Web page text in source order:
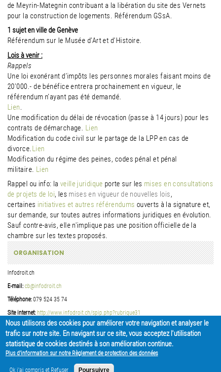
de Meyrin-Mategnin contribuant a la libération du site des Vernets
pour la construction de logements. Référendum GSsA.
1 sujet en ville de Genève
Référendum sur le Musée d’Art et d’Histoire.
Lois à venir :
Rappels
Une loi exonérant d’impôts les personnes morales faisant moins de
20’000.- de bénéfice entrera prochainement en vigueur, le
référendum n’ayant pas été demandé.
Lien.
Une modification du délai de révocation (passe à 14 jours) pour les
contrats de démarchage. Lien
Modification du code civil sur le partage de la LPP en cas de
divorce. Lien
Modification du régime des peines, codes pénal et pénal
militaire. Lien
Rappel ou info: la veille juridique porte sur les mises en consultations
de projets de loi, les mises en vigueur de nouvelles lois,
certaines initiatives et autres référendums ouverts à la signature et,
sur demande, sur toutes autres informations juridiques en évolution.
Sauf contre-avis, elle n'implique pas une position officielle de la
chambre sur les textes proposés.
ORGANISATION
Infodroit.ch
E-mail:cb@infodroit.ch
Téléphone:079 524 35 74
Site internet: http://www.infodroit.ch/spip.php?rubrique31
PARTAGER
Nous utilisons des cookies pour améliorer votre navigation et analyser le
trafic sur notre site. En navigant sur ce site, vous acceptez l'utilisation
statistique de cookies destinés à son amélioration continue.
Plus d'information sur notre Règlement de protection des données
Ok j'ai compris et Refuser Poursuivre